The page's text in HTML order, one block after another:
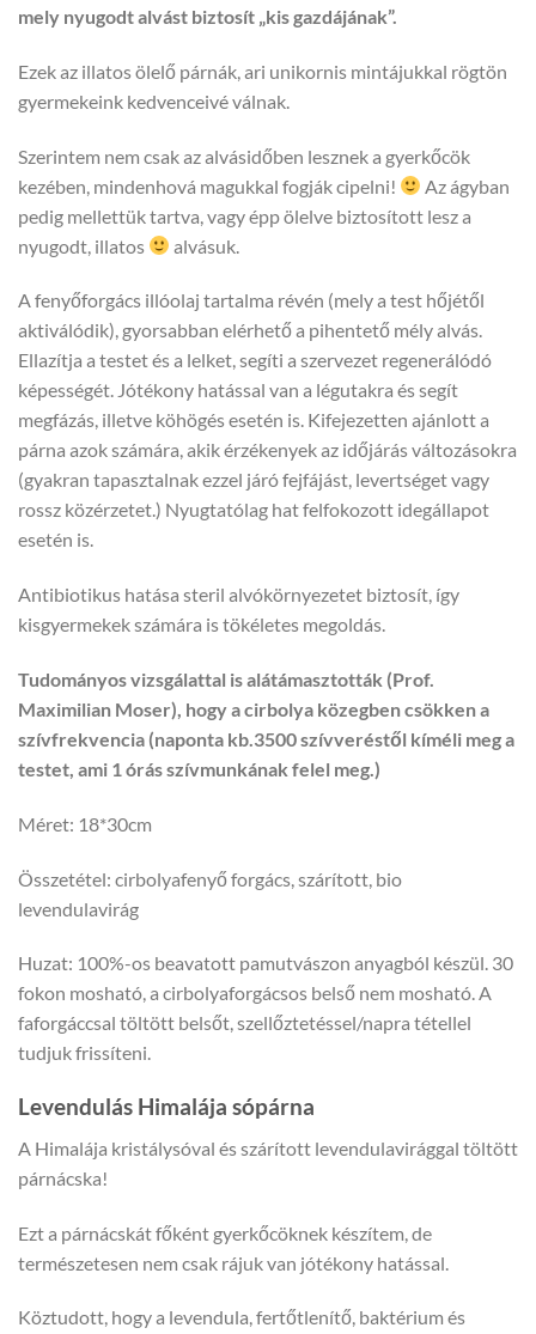
mely nyugodt alvást biztosít „kis gazdájának”.
Ezek az illatos ölelő párnák, ari unikornis mintájukkal rögtön
gyermekeink kedvenceivé válnak.
Szerintem nem csak az alvásidőben lesznek a gyerkőcök
kezében, mindenhová magukkal fogják cipelni!
Az ágyban
pedig mellettük tartva, vagy épp ölelve biztosított lesz a
nyugodt, illatos
alvásuk.
A fenyőforgács illóolaj tartalma révén (mely a test hőjétől
aktiválódik), gyorsabban elérhető a pihentető mély alvás.
Ellazítja a testet és a lelket, segíti a szervezet regenerálódó
képességét. Jótékony hatással van a légutakra és segít
megfázás, illetve köhögés esetén is. Kifejezetten ajánlott a
párna azok számára, akik érzékenyek az időjárás változásokra
(gyakran tapasztalnak ezzel járó fejfájást, levertséget vagy
rossz közérzetet.) Nyugtatólag hat felfokozott idegállapot
esetén is.
Antibiotikus hatása steril alvókörnyezetet biztosít, így
kisgyermekek számára is tökéletes megoldás.
Tudományos vizsgálattal is alátámasztották (Prof.
Maximilian Moser), hogy a cirbolya közegben csökken a
szívfrekvencia (naponta kb.3500 szívveréstől kíméli meg a
testet, ami 1 órás szívmunkának felel meg.)
Méret: 18*30cm
Összetétel: cirbolyafenyő forgács, szárított, bio
levendulavirág
Huzat: 100%-os beavatott pamutvászon anyagból készül. 30
fokon mosható, a cirbolyaforgácsos belső nem mosható. A
faforgáccsal töltött belsőt, szellőztetéssel/napra tétellel
tudjuk frissíteni.
Levendulás Himalája sópárna
A Himalája kristálysóval és szárított levendulavirággal töltött
párnácska!
Ezt a párnácskát főként gyerkőcöknek készítem, de
természetesen nem csak rájuk van jótékony hatással.
Köztudott, hogy a levendula, fertőtlenítő, baktérium és